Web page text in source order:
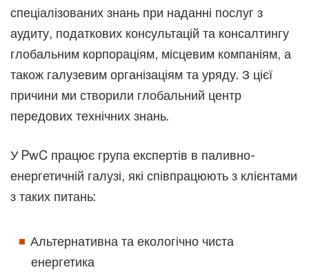
спеціалізованих знань при наданні послуг з
аудиту, податкових консультацій та консалтингу
глобальним корпораціям, місцевим компаніям, а
також галузевим організаціям та уряду. З цієї
причини ми створили глобальний центр
передових технічних знань.
У PwC працює група експертів в паливно-
енергетичній галузі, які співпрацюють з клієнтами
з таких питань:
Альтернативна та екологічно чиста
енергетика